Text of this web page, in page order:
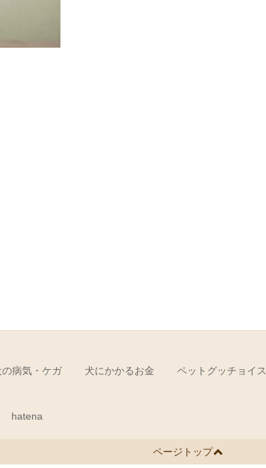
の病気・ケガ 犬にかかるお金 ペットグッチョイス
hatena
ページトップ